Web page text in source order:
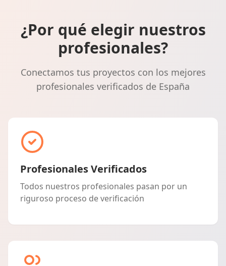
¿Por qué elegir nuestros
profesionales?
Conectamos tus proyectos con los mejores
profesionales verificados de España
Profesionales Verificados
Todos nuestros profesionales pasan por un
riguroso proceso de verificación